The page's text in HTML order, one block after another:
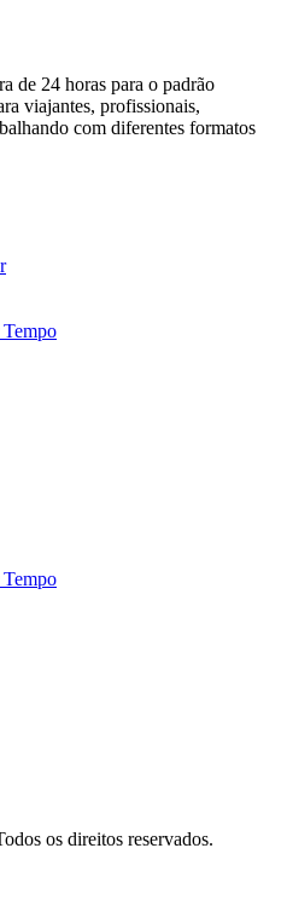
de 24 horas para o padrão
viajantes, profissionais,
com diferentes formatos
os direitos reservados.